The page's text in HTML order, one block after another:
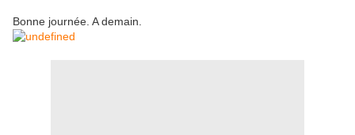
Bonne journée. A demain.